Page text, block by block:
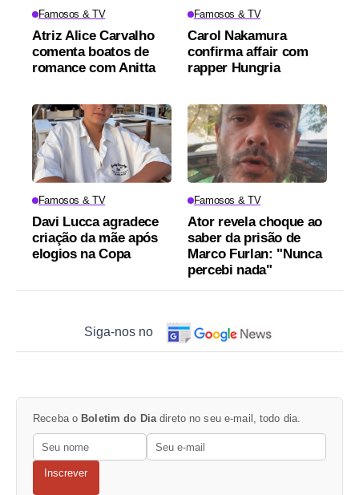
Famosos & TV
Atriz Alice Carvalho
comenta boatos de
romance com Anitta
Famosos & TV
Carol Nakamura
confirma affair com
rapper Hungria
Famosos & TV
Davi Lucca agradece
criação da mãe após
elogios na Copa
Famosos & TV
Ator revela choque ao
saber da prisão de
Marco Furlan: "Nunca
percebi nada"
Siga-nos no
Receba o Boletim do Dia direto no seu e-mail, todo dia.
Inscrever